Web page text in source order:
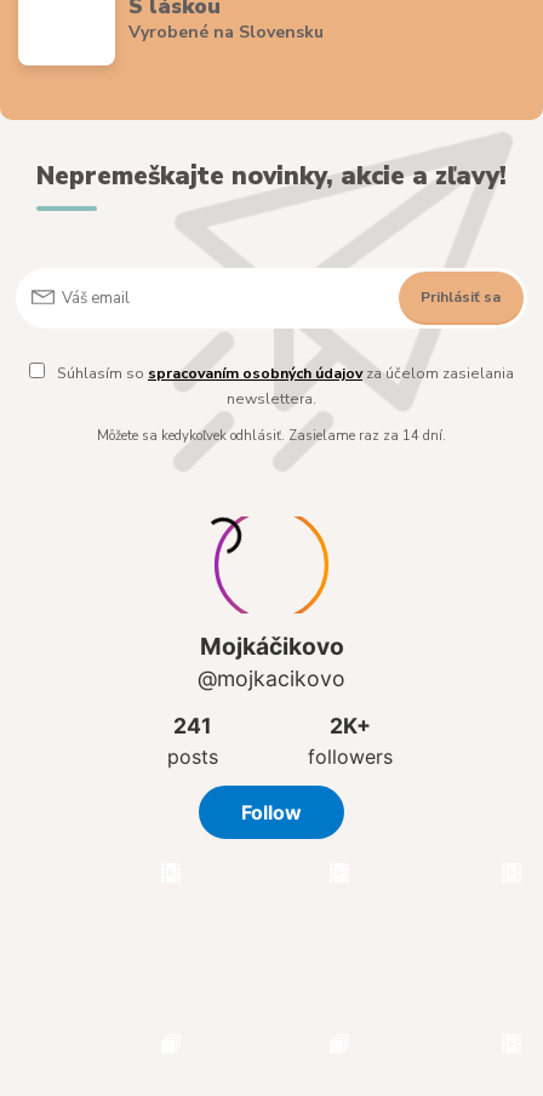
Vyrobené na Slovensku
Nepremeškajte novinky, akcie a zľavy!
Prihlásiť sa
Súhlasím so spracovaním osobných údajovza účelom zasielania
newslettera.
Môžete sa kedykoľvek odhlásiť. Zasielame raz za 14 dní.